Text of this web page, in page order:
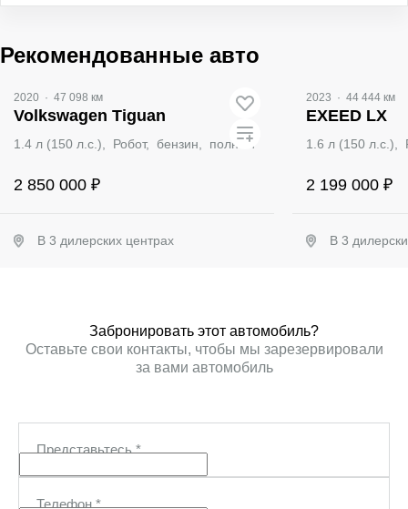
Рекомендованные авто
2020 · 47 098 км
Volkswagen Tiguan
1.4 л (150 л.с.), Робот, бензин, полный
2 850 000 ₽
В 3 дилерских центрах
2023 · 44 444 км
EXEED LX
1.6 л (150 л.с.),
2 199 000 ₽
В 3
Забронировать этот автомобиль?
Оставьте свои контакты, чтобы мы зарезервировали
за вами автомобиль
Представьтесь*
Телефон*